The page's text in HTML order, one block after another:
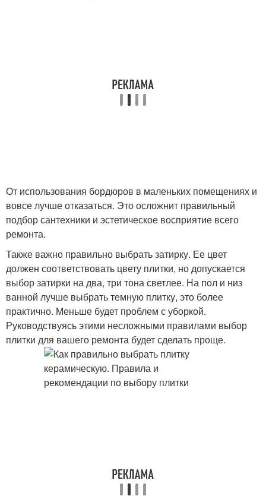
От использования бордюров в маленьких помещениях и
вовсе лучше отказаться. Это осложнит правильный
подбор сантехники и эстетическое восприятие всего
ремонта.
Также важно правильно выбрать затирку. Ее цвет
должен соответствовать цвету плитки, но допускается
выбор затирки на два, три тона светлее. На пол и низ
ванной лучше выбрать темную плитку, это более
практично. Меньше будет проблем с уборкой.
Руководствуясь этими несложными правилами выбор
плитки для вашего ремонта будет сделать проще.